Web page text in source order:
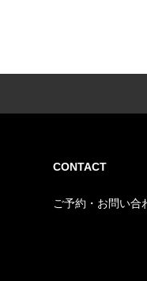
CONTACT
ご予約・お問い合